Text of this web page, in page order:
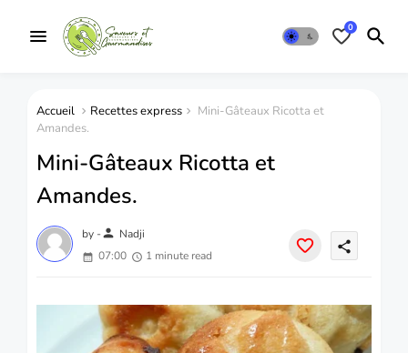
0
Accueil Recettes express
Mini-Gâteaux Ricotta et
Amandes.
Mini-Gâteaux Ricotta et
Amandes.
by -person Nadji
07:00
1 minute read
share